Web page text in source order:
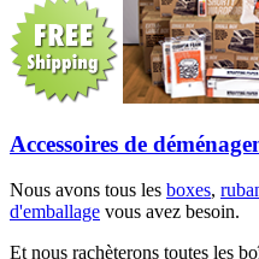
Accessoires de
Nous avons tous les boxes,
d'emballage vous avez besoin.
Et nous rachèterons toutes les